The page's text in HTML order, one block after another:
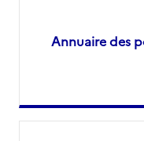
Annuaire des